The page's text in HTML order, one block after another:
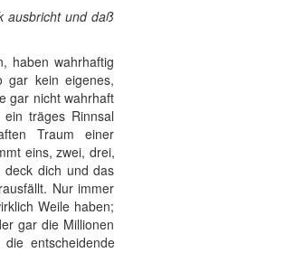
ausbricht und daß
haben wahrhaftig
gar kein eigenes,
gar nicht wahrhaft
träges Rinnsal
Traum einer
eins, zwei, drei,
dich und das
Nur immer
Weile haben;
gar die Millionen
entscheidende